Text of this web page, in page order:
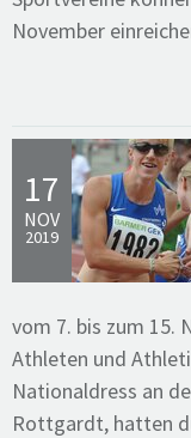
November
17
NOV
2019
vom 7. bis zum 15.
Athleten und
Nationaldress an
Rottgardt, hatten